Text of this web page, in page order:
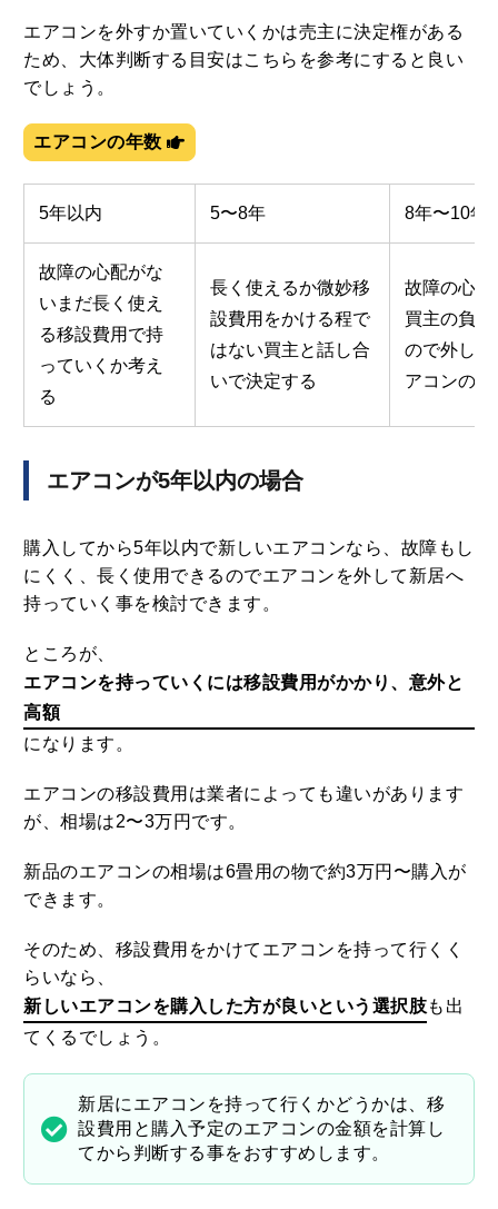
エアコンを外すか置いていくかは売主に決定権がある
ため、大体判断する目安はこちらを参考にすると良い
でしょう。
エアコンの年数
5年以内 5〜8年 8年〜10年
故障の心配がな
いまだ長く使え
る移設費用で持
っていくか考え
る
長く使えるか微妙移
設費用をかける程で
はない買主と話し合
いで決定する
故障の心配
買主の負担
ので外して
アコンの寿
エアコンが5年以内の場合
購入してから5年以内で新しいエアコンなら、故障もし
にくく、長く使用できるのでエアコンを外して新居へ
持っていく事を検討できます。
ところが、
エアコンを持っていくには移設費用がかかり、意外と
高額
になります。
エアコンの移設費用は業者によっても違いがあります
が、相場は2〜3万円です。
新品のエアコンの相場は6畳用の物で約3万円〜購入が
できます。
そのため、移設費用をかけてエアコンを持って行くく
らいなら、
新しいエアコンを購入した方が良いという選択肢も出
てくるでしょう。
新居にエアコンを持って行くかどうかは、移
設費用と購入予定のエアコンの金額を計算し
てから判断する事をおすすめします。